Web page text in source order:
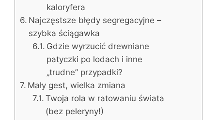
kaloryfera
Najczęstsze błędy segregacyjne –
szybka ściągawka
Gdzie wyrzucić drewniane
patyczki po lodach i inne
„trudne” przypadki?
Mały gest, wielka zmiana
Twoja rola w ratowaniu świata
(bez peleryny!)